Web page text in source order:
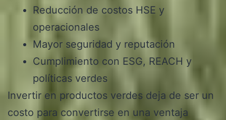
Reducción de costos HSE y
operacionales
Mayor seguridad y reputación
Cumplimiento con ESG, REACH y
políticas verdes
Invertir en productos verdes deja de ser un
costo para convertirse en una ventaja